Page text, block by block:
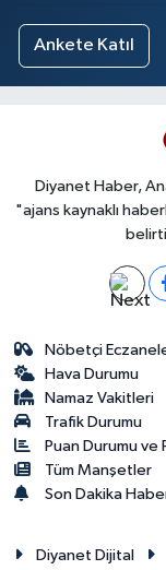
Ankete Katıl
Diyanet Haber,
"ajans kaynaklı
Nöbetçi
Hava Durumu
Namaz Vakitleri
Trafik Durumu
Puan Durumu ve
Tüm Manşetler
Son Dakika
Diyanet Dijital